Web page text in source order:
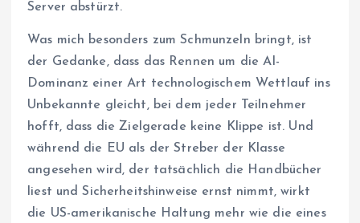
Server abstürzt.
Was mich besonders zum Schmunzeln bringt, ist
der Gedanke, dass das Rennen um die AI-
Dominanz einer Art technologischem Wettlauf ins
Unbekannte gleicht, bei dem jeder Teilnehmer
hofft, dass die Zielgerade keine Klippe ist. Und
während die EU als der Streber der Klasse
angesehen wird, der tatsächlich die Handbücher
liest und Sicherheitshinweise ernst nimmt, wirkt
die US-amerikanische Haltung mehr wie die eines